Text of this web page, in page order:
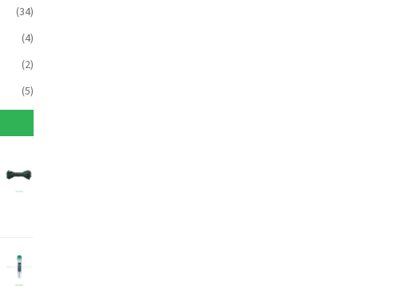
(34)
(4)
(2)
(5)